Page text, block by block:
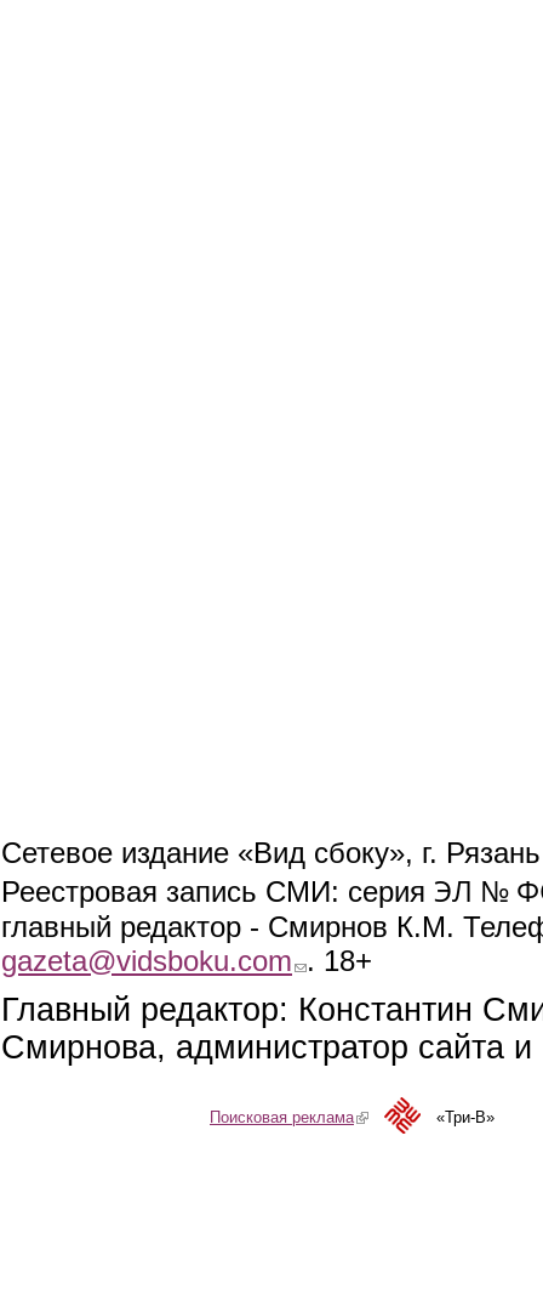
Сетевое издание «Вид сбоку», г.
Реестровая запись СМИ: серия ЭЛ №
главный редактор - Смирнов К.М.
gazeta@vidsboku.com (link sends e-mail)
. 18+
Главный редактор: Константин
Смирнова, администратор сайта
Поисковая реклама(link is external)«Три-В»